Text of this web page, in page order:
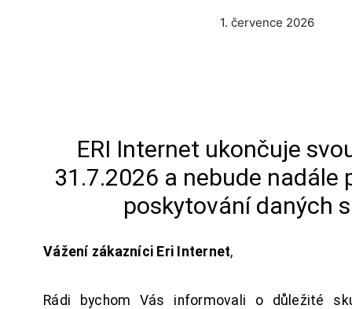
1. července 2026
ERI Internet ukončuje
31.7.2026 a nebude nadále
poskytování daných
Vážení zákazníci Eri Internet,
Rádi bychom Vás informovali o důležité